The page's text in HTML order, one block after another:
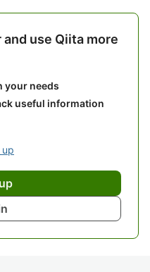
use Qiita more
your needs
useful information